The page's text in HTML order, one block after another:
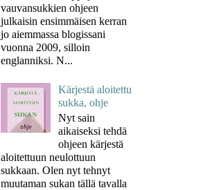
vauvansukkien ohjeen
julkaisin ensimmäisen kerran
jo aiemmassa blogissani
vuonna 2009, silloin
englanniksi. N...
Kärjestä aloitettu
sukka, ohje
Nyt sain
aikaiseksi tehdä
ohjeen kärjestä
aloitettuun neulottuun
sukkaan. Olen nyt tehnyt
muutaman sukan tällä tavalla